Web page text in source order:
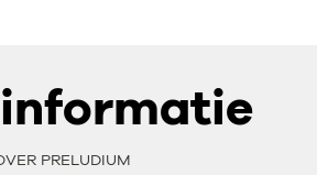
informatie
PRELUDIUM